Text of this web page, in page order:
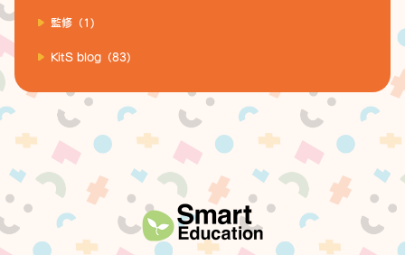
監修（1)
KitS blog（83)